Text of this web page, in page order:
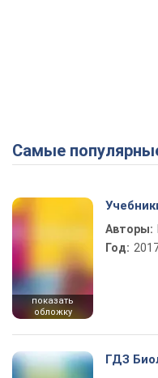
Самые
показать
обложку
Авторы:
Год:
ГДЗ